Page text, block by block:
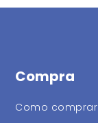
Compra
Como comprar